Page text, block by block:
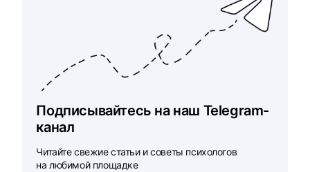
Подписывайтесь на наш Telegram-
канал
Читайте свежие статьи и советы психологов
на любимой площадке